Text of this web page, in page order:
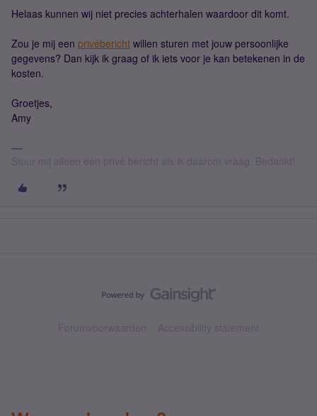
Helaas kunnen wij niet precies achterhalen waardoor dit komt.
Zou je mij een privébericht willen sturen met jouw persoonlijke
gegevens? Dan kijk ik graag of ik iets voor je kan betekenen in de
kosten.
Groetjes,
Amy
Stuur mij alleen een privé bericht als ik daarom vraag. Bedankt!
Forumvoorwaarden Accessibility statement